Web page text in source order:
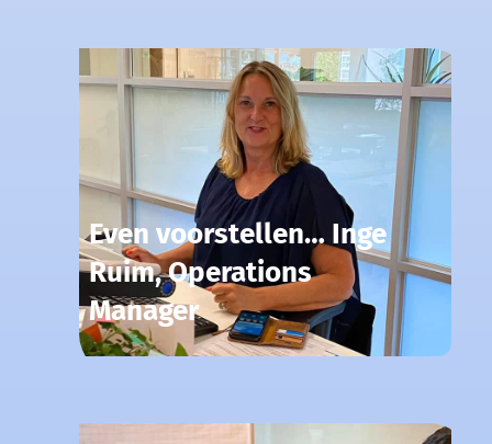
Even voorstellen… Inge
Ruim, Operations
Manager